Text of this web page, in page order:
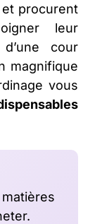
procurent
leur
cour
magnifique
vous